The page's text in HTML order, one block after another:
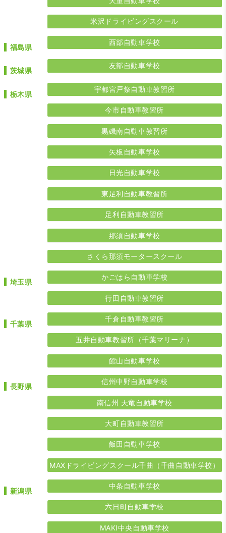
米沢ドライビングスクール
福島県
西部自動車学校
茨城県
友部自動車学校
栃木県
宇都宮戸祭自動車教習所
今市自動車教習所
黒磯南自動車教習所
矢板自動車学校
日光自動車学校
東足利自動車教習所
足利自動車教習所
那須自動車学校
さくら那須モータースクール
埼玉県
かごはら自動車学校
行田自動車教習所
千葉県
千倉自動車教習所
五井自動車教習所（千葉マリーナ）
館山自動車学校
長野県
信州中野自動車学校
南信州 天竜自動車学校
大町自動車教習所
飯田自動車学校
MAXドライビングスクール千曲（千曲自動車学校）
新潟県
中条自動車学校
六日町自動車学校
MAKI中央自動車学校